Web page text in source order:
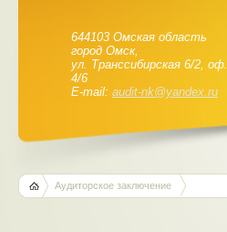
644103 Омская область
город Омск,
ул. Транссибирская 6/2, оф.
4/6
E-mail: audit-nk@yandex.ru
Аудиторское заключение